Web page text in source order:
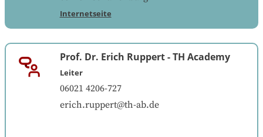
Internetseite
Prof. Dr. Erich Ruppert -TH Academy
Leiter
06021 4206-727
erich.ruppert@th-ab.de